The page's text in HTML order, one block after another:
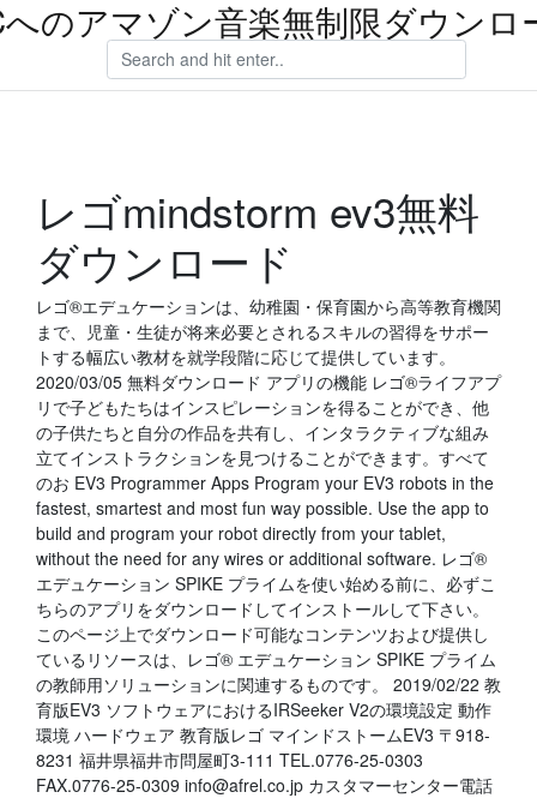
のアマゾン音楽無制限ダウンロ
レゴmindstorm ev3無料
ダウンロード
レゴ®エデュケーションは、幼稚園・保育園から高等教育機関
まで、児童・生徒が将来必要とされるスキルの習得をサポー
トする幅広い教材を就学段階に応じて提供しています。
2020/03/05 無料ダウンロード アプリの機能 レゴ®ライフアプ
リで子どもたちはインスピレーションを得ることができ、他
の子供たちと自分の作品を共有し、インタラクティブな組み
立てインストラクションを見つけることができます。すべて
のお EV3 Programmer Apps Program your EV3 robots in the
fastest, smartest and most fun way possible. Use the app to
build and program your robot directly from your tablet,
without the need for any wires or additional software. レゴ®
エデュケーション SPIKE プライムを使い始める前に、必ずこ
ちらのアプリをダウンロードしてインストールして下さい。
このページ上でダウンロード可能なコンテンツおよび提供し
ているリソースは、レゴ® エデュケーション SPIKE プライム
の教師用ソリューションに関連するものです。 2019/02/22 教
育版EV3 ソフトウェアにおけるIRSeeker V2の環境設定 動作
環境 ハードウェア 教育版レゴ マインドストームEV3 〒918-
8231 福井県福井市問屋町3-111 TEL.0776-25-0303
FAX.0776-25-0309 info@afrel.co.jp カスタマーセンター電話